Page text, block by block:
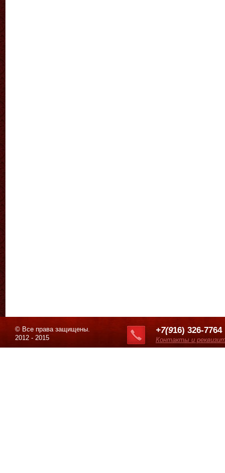
© Все права защищены.
2012 - 2015
+7(916) 326-7764
Контакты и